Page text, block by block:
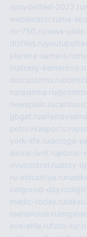
spayderhed-2022.ru
webamator.ru ma-
nv-750.ru news-
dizfiles.ru
planeta-samara.ru
matrasy-
dotcustoms.ru
narasimha.ru
newsplain.ru
gbget.ru
petrovkasports.ru
york-life.rudoroga-
slovar-ivrit.ruporno-
ovucontrol.rusloty-
ru-industriya.ru
belgorod-day.ru
medic-today.ru
teensvoice.ru
eva-elfie.rufoto-